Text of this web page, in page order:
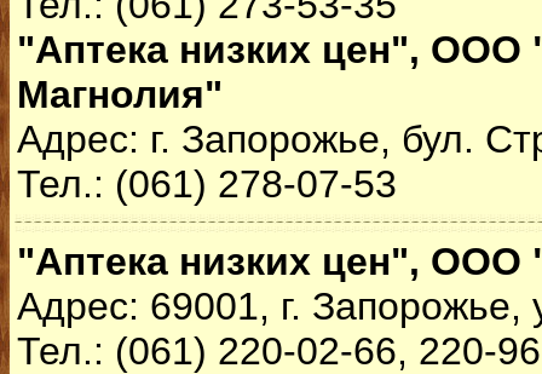
"Аптека низких цен", ООО
Магнолия"
Адрес: г. Запорожье, бул.
Тел.: (061) 278-07-53
"Аптека низких цен",
Адрес: 69001, г.
Тел.: (061) 220-02-66, 220-